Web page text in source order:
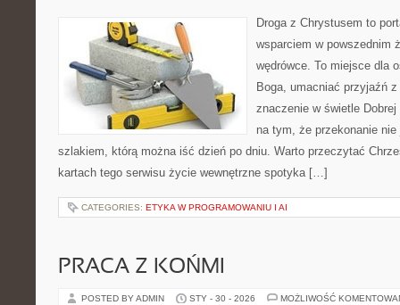
Droga z Chrystusem to
wsparciem w powszednim
wędrówce. To miejsce dla
Boga, umacniać przyjaźń
znaczenie w świetle Dobrej
na tym, że przekonanie
szlakiem, którą można iść dzień po dniu. Warto przeczytać
kartach tego serwisu życie wewnętrzne spotyka […]
CATEGORIES: ETYKA W PROGRAMOWANIU I AI
PRACA Z KOŃMI
POSTED BY ADMIN STY - 30 - 2026 MOŻLIWOŚĆ